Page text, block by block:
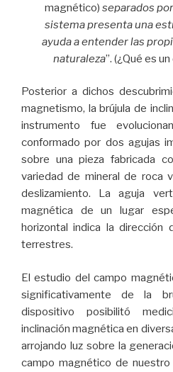
magnético) separados
sistema presenta una
ayuda a entender las
naturaleza”. (¿Qué es
Posterior a dichos
magnetismo, la brújula de
instrumento fue
conformado por dos agujas
sobre una pieza fabricada
variedad de mineral de roca
deslizamiento. La aguja
magnética de un lugar
horizontal indica la dirección
terrestres.
El estudio del campo
significativamente de la
dispositivo posibilitó
inclinación magnética en
arrojando luz sobre la
campo magnético de